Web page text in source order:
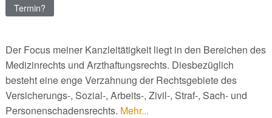
Termin?
Der Focus meiner Kanzleitätigkeit liegt in den Bereichen des
Medizinrechts und Arzthaftungsrechts. Diesbezüglich
besteht eine enge Verzahnung der Rechtsgebiete des
Versicherungs-, Sozial-, Arbeits-, Zivil-, Straf-, Sach- und
Personenschadensrechts. Mehr...